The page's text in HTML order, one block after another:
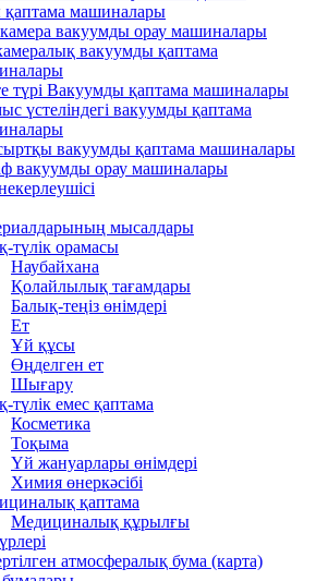
машиналары
вакуумды орау машиналары
вакуумды қаптама
түрі Вакуумды қаптама машиналары
үстеліндегі вакуумды қаптама
вакуумды қаптама машиналары
вакуумды орау машиналары
мысалдары
түлік орамасы
Наубайхана
Қолайлылық тағамдары
Балық-теңіз өнімдері
Ет
Ұй құсы
Өңделген ет
Шығару
түлік емес қаптама
Косметика
Тоқыма
Үй жануарлары өнімдері
Химия өнеркәсібі
қаптама
Медициналық құрылғы
атмосфералық бума (карта)